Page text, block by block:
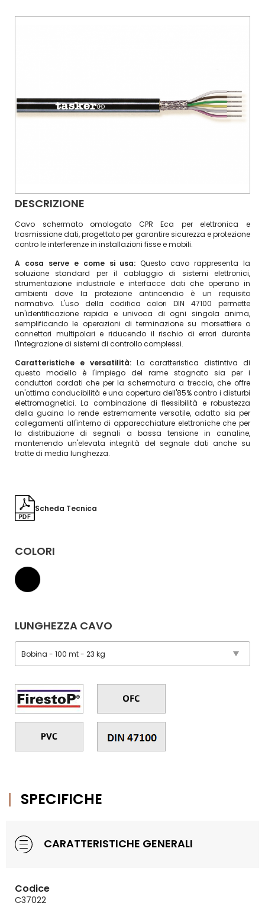
DESCRIZIONE
Cavo schermato omologato CPR Eca per elettronica e
trasmissione dati, progettato per garantire sicurezza e protezione
contro le interferenze in installazioni fisse e mobili.
A cosa serve e come si usa: Questo cavo rappresenta la
soluzione standard per il cablaggio di sistemi elettronici,
strumentazione industriale e interfacce dati che operano in
ambienti dove la protezione antincendio è un requisito
normativo. L'uso della codifica colori DIN 47100 permette
un'identificazione rapida e univoca di ogni singola anima,
semplificando le operazioni di terminazione su morsettiere o
connettori multipolari e riducendo il rischio di errori durante
l'integrazione di sistemi di controllo complessi.
Caratteristiche e versatilità: La caratteristica distintiva di
questo modello è l'impiego del rame stagnato sia per i
conduttori cordati che per la schermatura a treccia, che offre
un'ottima conducibilità e una copertura dell'85% contro i disturbi
elettromagnetici. La combinazione di flessibilità e robustezza
della guaina lo rende estremamente versatile, adatto sia per
collegamenti all'interno di apparecchiature elettroniche che per
la distribuzione di segnali a bassa tensione in canaline,
mantenendo un'elevata integrità del segnale dati anche su
tratte di media lunghezza.
Scheda Tecnica
COLORI
LUNGHEZZA CAVO
SPECIFICHE
CARATTERISTICHE GENERALI
Codice
C37022